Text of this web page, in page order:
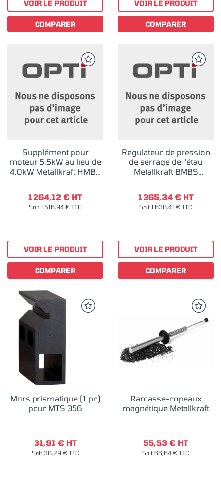
VOIR LE PRODUIT
COMPARER
VOIR LE PRODUIT
COMPARER
Supplément pour
moteur 5.5kW au lieu de
4.0kW Metallkraft HMBS
1 264,12 € HT
Soit 1 516,94 € TTC
VOIR LE PRODUIT
COMPARER
Regulateur de pression
de serrage de l'étau
Metallkraft BMBS
1 365,34 € HT
Soit 1 638,41 € TTC
VOIR LE PRODUIT
COMPARER
Mors prismatique (1 pc)
pour MTS 356
31,91 € HT
Soit 38,29 € TTC
Ramasse-copeaux
magnétique Metallkraft
55,53 € HT
Soit 66,64 € TTC